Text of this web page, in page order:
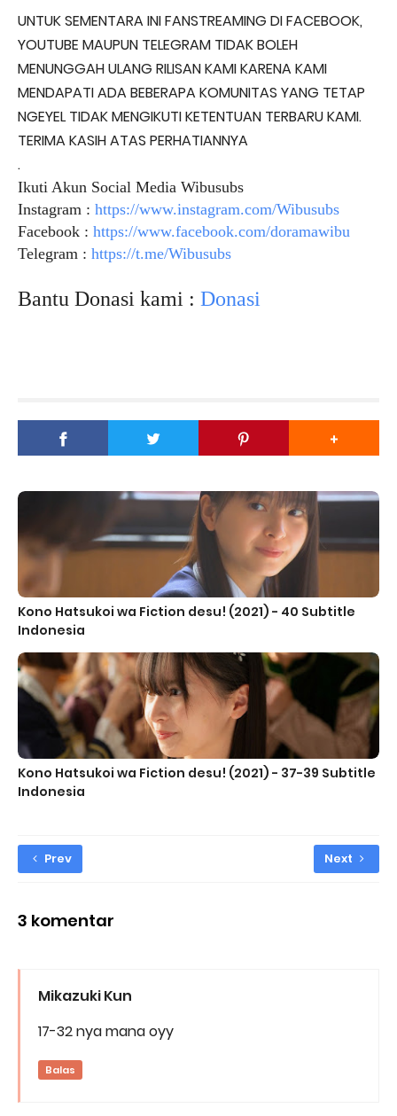
UNTUK SEMENTARA INI FANSTREAMING DI FACEBOOK,
YOUTUBE MAUPUN TELEGRAM TIDAK BOLEH
MENUNGGAH ULANG RILISAN KAMI KARENA KAMI
MENDAPATI ADA BEBERAPA KOMUNITAS YANG TETAP
NGEYEL TIDAK MENGIKUTI KETENTUAN TERBARU KAMI.
TERIMA KASIH ATAS PERHATIANNYA
.
Ikuti Akun Social Media Wibusubs
Instagram : https://www.instagram.com/Wibusubs
Facebook : https://www.facebook.com/doramawibu
Telegram : https://t.me/Wibusubs
Bantu Donasi kami : Donasi
Kono Hatsukoi wa Fiction desu! (2021) - 40 Subtitle
Indonesia
Kono Hatsukoi wa Fiction desu! (2021) - 37-39 Subtitle
Indonesia
Prev Next
3 komentar
Mikazuki Kun
17-32 nya mana oyy
Balas